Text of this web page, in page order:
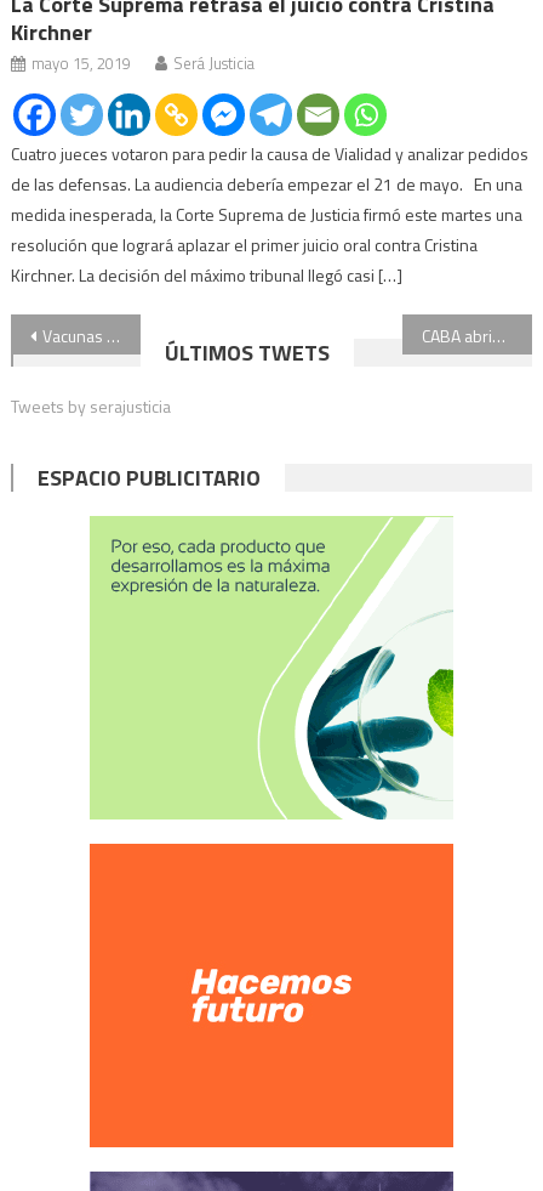
Kirchner
mayo 15, 2019 Será Justicia
Cuatro jueces votaron para pedir la causa de Vialidad y analizar pedidos
de las defensas. La audiencia debería empezar el 21 de mayo. En una
medida inesperada, la Corte Suprema de Justicia firmó este martes una
resolución que logrará aplazar el primer juicio oral contra Cristina
Kirchner. La decisión del máximo tribunal llegó casi […]
Navegación
de
entradas
Vacunas vip: un fiscal pidió que se revoque el archivo de la denuncia CABA abrió la inscripción para vacunar a mayores de 25 años sin riesgos: cómo anotarse
ÚLTIMOS TWETS
Tweets by serajusticia
ESPACIO PUBLICITARIO